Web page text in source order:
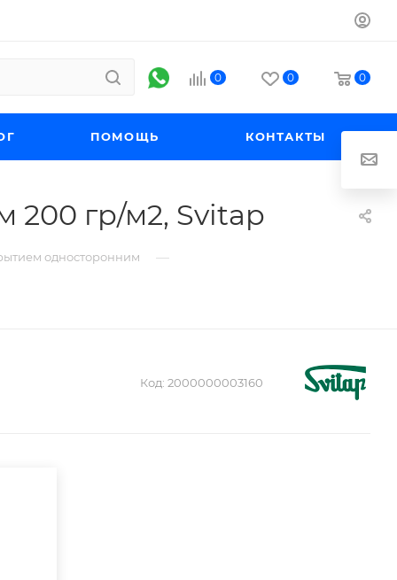
0 0 0
ПОМОЩЬ КОНТАКТЫ
200 гр/м2, Svitap
односторонним —
Код: 2000000003160